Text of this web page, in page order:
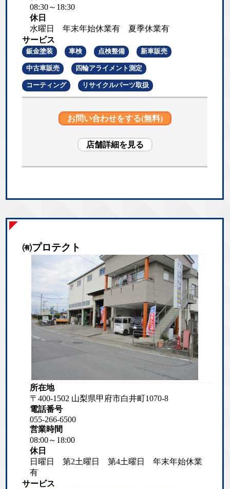
08:30～18:30
休日
水曜日 年末年始休業有 夏季休業有
サービス
鈑金塗装 車検 点検整備 新車販売
中古車販売 四輪アライメント測定
コーティング リサイクルパーツ取扱
お問い合わせをする(無料)
店舗詳細を見る
㈲プロテクト
所在地
〒400-1502 山梨県甲府市白井町1070-8
電話番号
055-266-6500
営業時間
08:00～18:00
休日
日曜日 第2土曜日 第4土曜日 年末年始休業
有
サービス